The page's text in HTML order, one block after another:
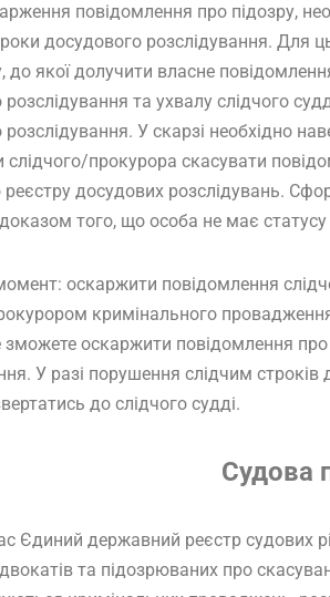
повідомлення про підозру,
досудового розслідування. Для
до якої долучити власне
та ухвалу слідчого
У скарзі необхідно
слідчого/прокурора скасувати
досудових розслідувань.
того, що особа не має статусу
оскаржити повідомлення
кримінального
оскаржити повідомлення про
У разі порушення слідчим
до слідчого судді.
Судова
Єдиний державний реєстр судових
та підозрюваних про